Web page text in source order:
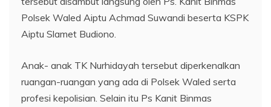
Polsek Waled Aiptu Achmad Suwandi beserta KSPK
Aiptu Slamet Budiono.
Anak- anak TK Nurhidayah tersebut diperkenalkan
ruangan-ruangan yang ada di Polsek Waled serta
profesi kepolisian. Selain itu Ps Kanit Binmas